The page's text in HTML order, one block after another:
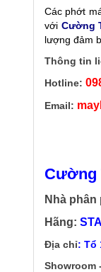
Các phớt
với Cường
lượng đảm
Thông tin
Hotline:
Email:
Cường
Nhà
Hãng:
Địa chỉ: Tổ
Showroom